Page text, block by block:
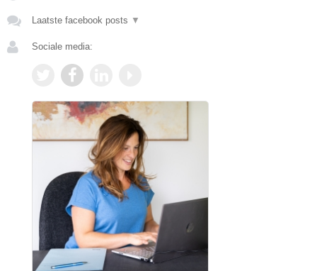
Laatste facebook posts ▼
Sociale media: